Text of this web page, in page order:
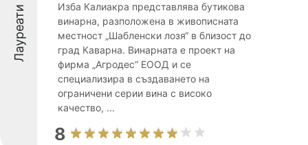
Лауреати
Изба Калиакра представлява бутикова
винарна, разположена в живописната
местност „Шабленски лозя“ в близост до
град Каварна. Винарната е проект на
фирма „Агродес“ ЕООД и се
специализира в създаването на
ограничени серии вина с високо
качество, ...
8